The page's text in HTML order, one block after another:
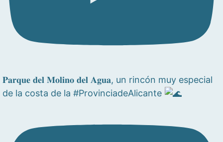
𝐏𝐚𝐫𝐪𝐮𝐞 𝐝𝐞𝐥 𝐌𝐨𝐥𝐢𝐧𝐨 𝐝𝐞𝐥 𝐀𝐠𝐮𝐚, un rincón muy especial
de la costa de la #ProvinciadeAlicante